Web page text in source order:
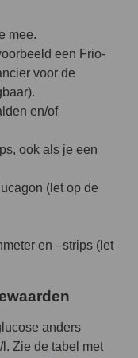
mee.
een Frio-
voor de
en/of
ook als je een
(let op de
en –strips (let
anders
Zie de tabel met